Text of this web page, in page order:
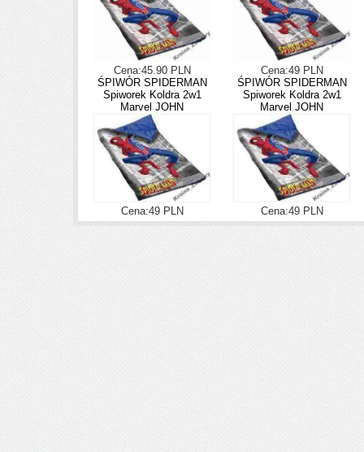
Cena:45.90 PLN
Cena:49 PLN
ŚPIWÓR SPIDERMAN
Spiworek Koldra 2w1
Marvel JOHN
Cena:49 PLN
ŚPIWÓR SPIDERMAN
Spiworek Koldra 2w1
Marvel JOHN
Cena:49 PLN